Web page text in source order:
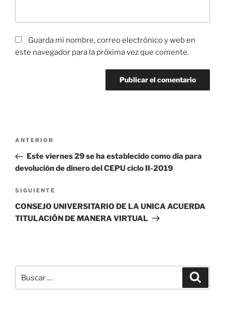
Guarda mi nombre, correo electrónico y web en
este navegador para la próxima vez que comente.
Navegación
entradas
Entrada
anterior:
ANTERIOR
Este viernes 29 se ha establecido como día para
devolución de dinero del CEPU ciclo II-2019
Siguiente
entrada
SIGUIENTE
CONSEJO UNIVERSITARIO DE LA UNICA ACUERDA
TITULACIÓN DE MANERA VIRTUAL
por: